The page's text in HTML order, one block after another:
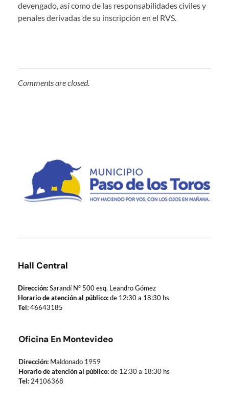
devengado, así como de las responsabilidades civiles y
penales derivadas de su inscripción en el RVS.
Comments are closed.
Hall Central
Dirección:Sarandí Nº 500 esq. Leandro Gómez
Horario de atención al público:de 12:30 a 18:30 hs
Tel:46643185
Oficina En Montevideo
Dirección:Maldonado 1959
Horario de atención al público:de 12:30 a 18:30 hs
Tel:24106368